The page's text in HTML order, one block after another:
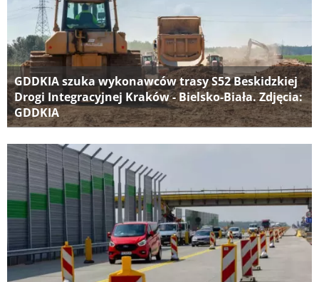
GDDKIA szuka wykonawców trasy S52 Beskidzkiej
Drogi Integracyjnej Kraków - Bielsko-Biała. Zdjęcia:
GDDKIA